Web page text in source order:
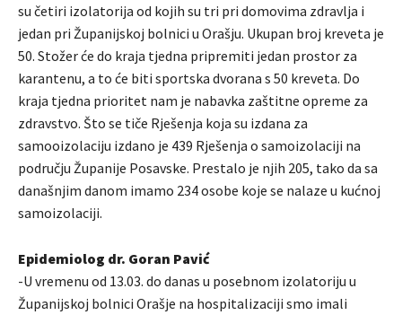
su četiri izolatorija od kojih su tri pri domovima zdravlja i
jedan pri Županijskoj bolnici u Orašju. Ukupan broj kreveta je
50. Stožer će do kraja tjedna pripremiti jedan prostor za
karantenu, a to će biti sportska dvorana s 50 kreveta. Do
kraja tjedna prioritet nam je nabavka zaštitne opreme za
zdravstvo. Što se tiče Rješenja koja su izdana za
samooizolaciju izdano je 439 Rješenja o samoizolaciji na
području Županije Posavske. Prestalo je njih 205, tako da sa
današnjim danom imamo 234 osobe koje se nalaze u kućnoj
samoizolaciji.
Epidemiolog dr. Goran Pavić
-U vremenu od 13.03. do danas u posebnom izolatoriju u
Županijskoj bolnici Orašje na hospitalizaciji smo imali